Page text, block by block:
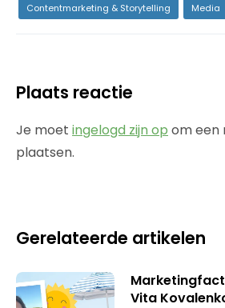
Contentmarketing & Storytelling Media
Plaats reactie
Je moet ingelogd zijn op om een
plaatsen.
Gerelateerde artikelen
Vita